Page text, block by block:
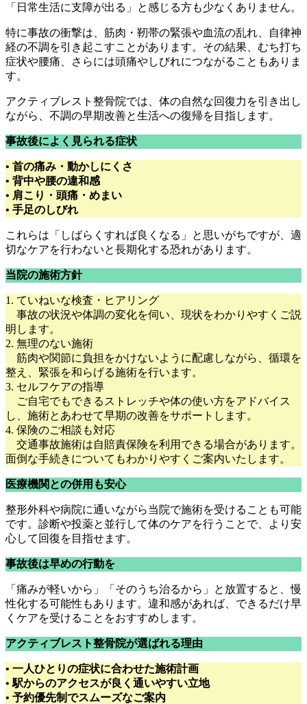
「日常生活に支障が出る」と感じる方も少なくありません。
特に事故の衝撃は、筋肉・靭帯の緊張や血流の乱れ、自律神
経の不調を引き起こすことがあります。その結果、むち打ち
症状や腰痛、さらには頭痛やしびれにつながることもありま
す。
アクティブレスト整骨院では、体の自然な回復力を引き出し
ながら、不調の早期改善と生活への復帰を目指します。
事故後によく見られる症状
• 首の痛み・動かしにくさ
• 背中や腰の違和感
• 肩こり・頭痛・めまい
• 手足のしびれ
これらは「しばらくすれば良くなる」と思いがちですが、適
切なケアを行わないと長期化する恐れがあります。
当院の施術方針
1. ていねいな検査・ヒアリング
事故の状況や体調の変化を伺い、現状をわかりやすくご説
明します。
2. 無理のない施術
筋肉や関節に負担をかけないように配慮しながら、循環を
整え、緊張を和らげる施術を行います。
3. セルフケアの指導
ご自宅でもできるストレッチや体の使い方をアドバイス
し、施術とあわせて早期の改善をサポートします。
4. 保険のご相談も対応
交通事故施術は自賠責保険を利用できる場合があります。
面倒な手続きについてもわかりやすくご案内いたします。
医療機関との併用も安心
整形外科や病院に通いながら当院で施術を受けることも可能
です。診断や投薬と並行して体のケアを行うことで、より安
心して回復を目指せます。
事故後は早めの行動を
「痛みが軽いから」「そのうち治るから」と放置すると、慢
性化する可能性もあります。違和感があれば、できるだけ早
くケアを受けることをおすすめします。
アクティブレスト整骨院が選ばれる理由
• 一人ひとりの症状に合わせた施術計画
• 駅からのアクセスが良く通いやすい立地
• 予約優先制でスムーズなご案内